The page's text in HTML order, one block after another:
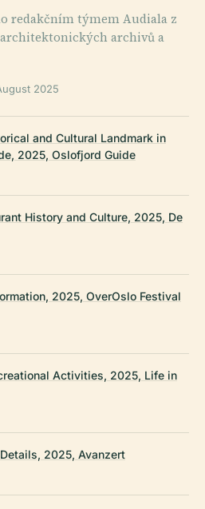
redakčním týmem Audiala z
archivů a
2025
and Cultural Landmark in
2025, Oslofjord Guide
History and Culture, 2025, De
2025, OverOslo Festival
Activities, 2025, Life in
2025, Avanzert